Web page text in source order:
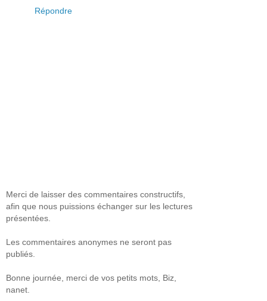
Répondre
Merci de laisser des commentaires constructifs,
afin que nous puissions échanger sur les lectures
présentées.
Les commentaires anonymes ne seront pas
publiés.
Bonne journée, merci de vos petits mots, Biz,
nanet.